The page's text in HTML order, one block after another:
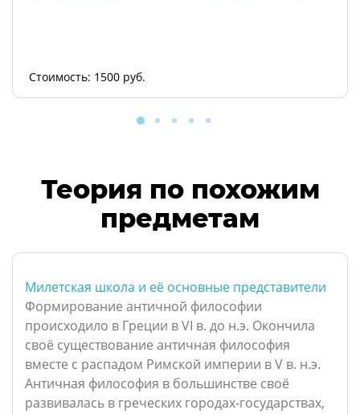
Стоимость: 1500 руб.
Теория по похожим
предметам
Милетская школа и её основные представители
Формирование античной философии
происходило в Греции в VI в. до н.э. Окончила
своё существование античная философия
вместе с распадом Римской империи в V в. н.э.
Античная философия в большинстве своё
развивалась в греческих городах-государствах,